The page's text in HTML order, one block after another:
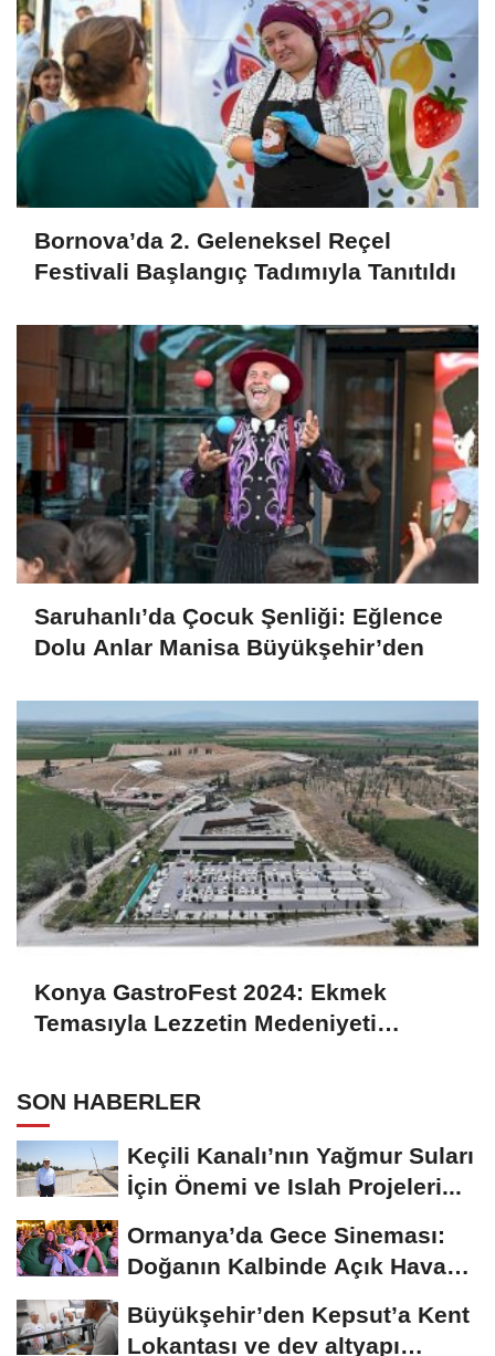
Bornova’da 2. Geleneksel Reçel
Festivali Başlangıç Tadımıyla Tanıtıldı
Saruhanlı’da Çocuk Şenliği: Eğlence
Dolu Anlar Manisa Büyükşehir’den
Konya GastroFest 2024: Ekmek
Temasıyla Lezzetin Medeniyeti
SON HABERLER
Keçili Kanalı’nın Yağmur Suları
İçin Önemi ve Islah Projeleri...
Ormanya’da Gece Sineması:
Doğanın Kalbinde Açık Hava
Büyükşehir’den Kepsut’a Kent
Lokantası ve dev altyapı